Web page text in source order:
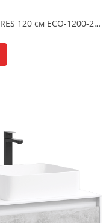
Тумба с раковиной подвесная CEZARES 120 см ECO-1200-2C-SO-GR-P Grafito